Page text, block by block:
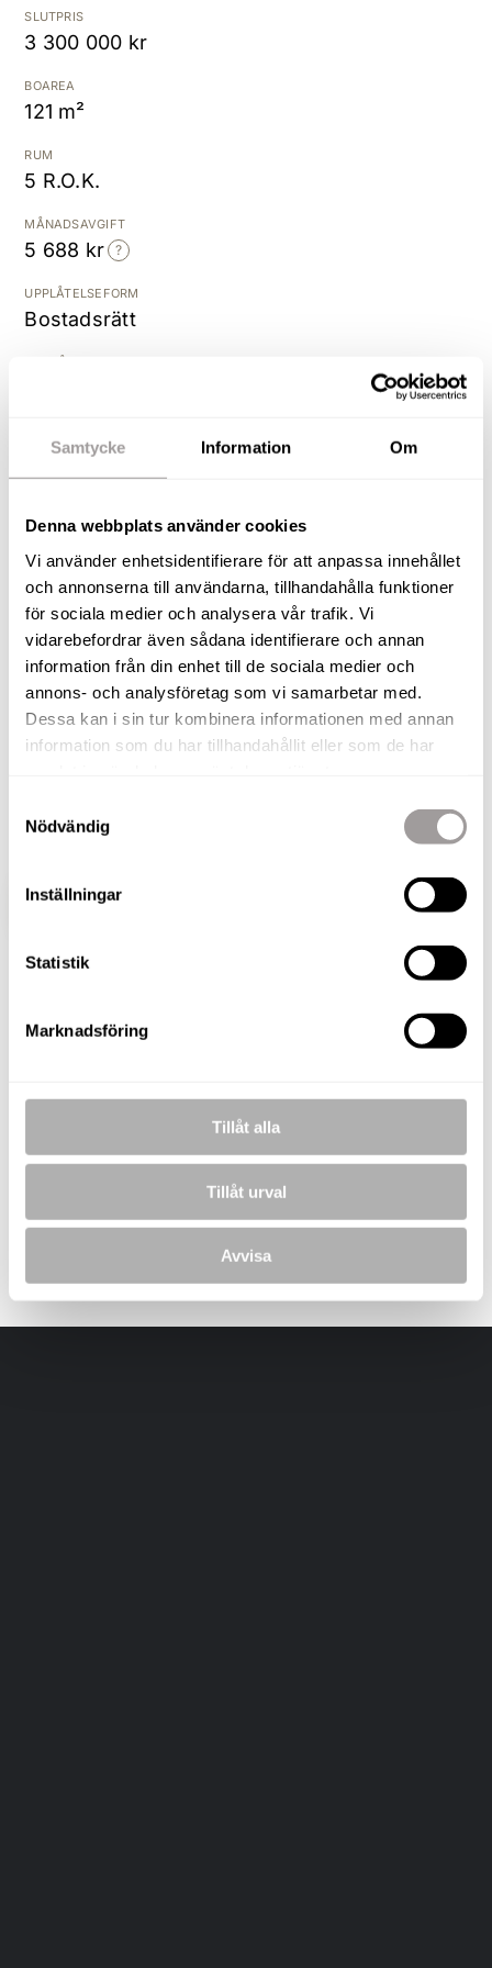
Samtycke Information Om
Denna webbplats använder cookies
Vi använder enhetsidentifierare för att anpassa innehållet
och annonserna till användarna, tillhandahålla funktioner
för sociala medier och analysera vår trafik. Vi
vidarebefordrar även sådana identifierare och annan
information från din enhet till de sociala medier och
annons- och analysföretag som vi samarbetar med.
Dessa kan i sin tur kombinera informationen med annan
information som du har tillhandahållit eller som de har
Nödvändig
Inställningar
Statistik
Marknadsföring
Tillåt alla
Tillåt urval
Avvisa
SLUTPRIS
3 300 000 kr
BOAREA
121 m²
RUM
5 R.O.K.
MÅNADSAVGIFT
5 688 kr
UPPLÅTELSEFORM
Bostadsrätt
Välplanerat boende med
Bonstorpsvägen 21E i populära
Södra Lindhult!
Bonstorpsvägen 21E i populära Södra Lindhult är
ett fint bostadsrättshus i två plan som erbjuder en
du av ett välutrustat kök med gott om plats för en
matgrupp, perfekt för trevliga middagar med
där du kan koppla av och njuta av sällskapet.
VISA HELA BESKRIVNINGEN
Framsida
Badrum
Laddar bilder...